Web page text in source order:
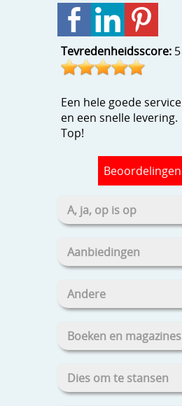
Tevredenheidsscore: 5
Een hele goede service
en een snelle levering.
Top!
Beoordelingen
A, ja, op is op
Aanbiedingen
Andere
Boeken en magazines
Dies om te stansen